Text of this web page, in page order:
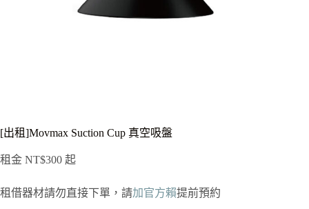
[出租]Movmax Suction Cup 真空吸盤
租金 NT$300 起
租借器材請勿直接下單，請加官方賴提前預約